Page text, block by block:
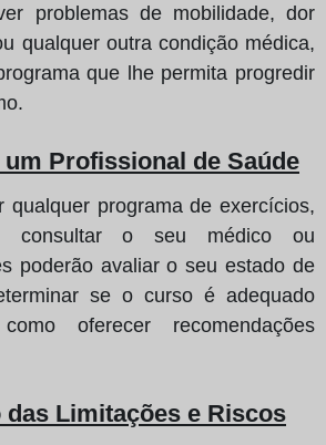
problemas de mobilidade, dor
qualquer outra condição médica,
que lhe permita progredir
Profissional de Saúde
qualquer programa de exercícios,
consultar o seu médico ou
poderão avaliar o seu estado de
se o curso é adequado
oferecer recomendações
das Limitações e Riscos